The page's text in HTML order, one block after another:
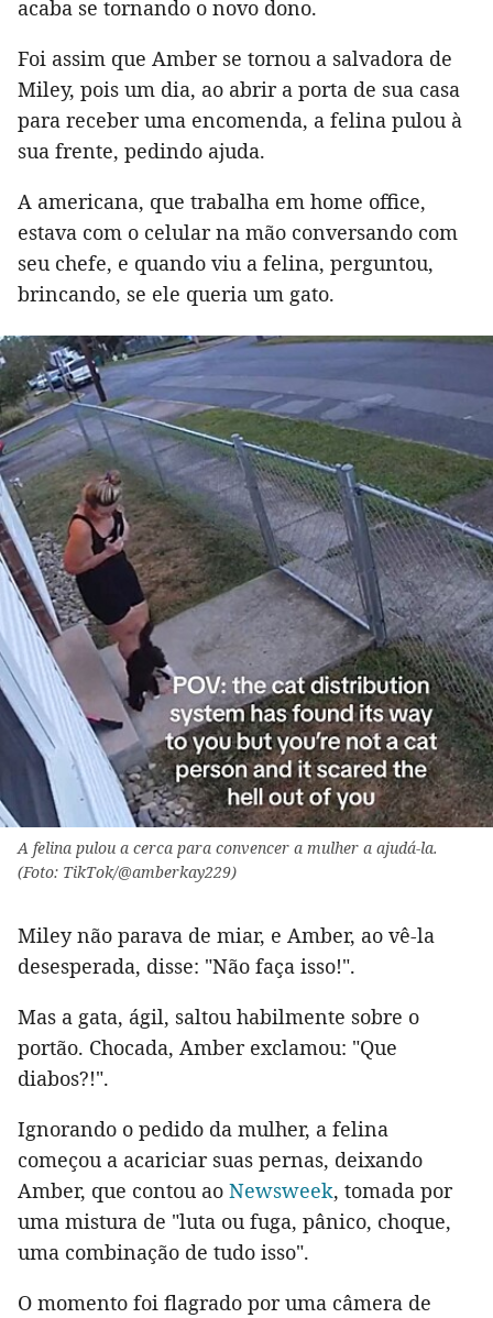
acaba se tornando o novo dono.
Foi assim que Amber se tornou a salvadora de
Miley, pois um dia, ao abrir a porta de sua casa
para receber uma encomenda, a felina pulou à
sua frente, pedindo ajuda.
A americana, que trabalha em home office,
estava com o celular na mão conversando com
seu chefe, e quando viu a felina, perguntou,
brincando, se ele queria um gato.
A felina pulou a cerca para convencer a mulher a ajudá-la.
(Foto: TikTok/@amberkay229)
Miley não parava de miar, e Amber, ao vê-la
desesperada, disse: "Não faça isso!".
Mas a gata, ágil, saltou habilmente sobre o
portão. Chocada, Amber exclamou: "Que
diabos?!".
Ignorando o pedido da mulher, a felina
começou a acariciar suas pernas, deixando
Amber, que contou ao Newsweek, tomada por
uma mistura de "luta ou fuga, pânico, choque,
uma combinação de tudo isso".
O momento foi flagrado por uma câmera de